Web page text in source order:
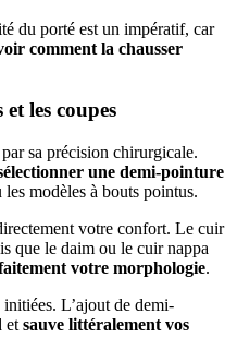
du porté est un impératif, car
comment la chausser
les coupes
sa précision chirurgicale.
une demi-pointure
modèles à bouts pointus.
votre confort. Le cuir
que le daim ou le cuir nappa
votre morphologie.
L’ajout de demi-
et sauve littéralement vos